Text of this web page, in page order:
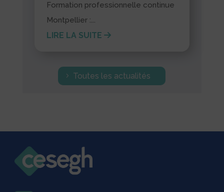
Formation professionnelle continue
Montpellier :...
LIRE LA SUITE
Toutes les actualités